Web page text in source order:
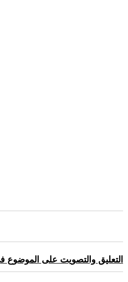
التعليق والتصويت على الموضوع